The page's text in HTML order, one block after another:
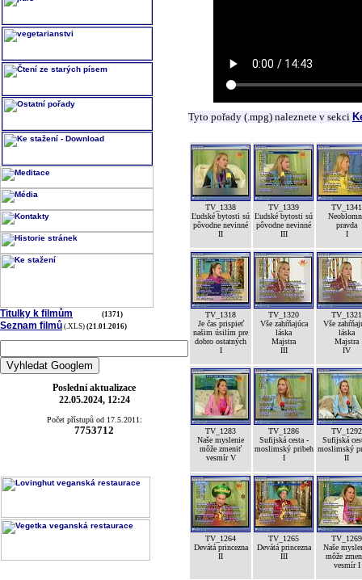
Titulky k filmům (1371)
Seznam filmů (.XLS) (21.01.2016)
Poslední aktualizace
22.05.2024, 12:24
Počet přístupů od 17.5.2011:
7753712
Tyto pořady (.mpg) naleznete v sekci
TV_1338
Ľudské bytosti sú
pôvodne nevinné
II
TV_1339
Ľudské bytosti sú
pôvodne nevinné
III
TV_1341
pravda
I
TV_1318
Je čas prispieť
našim úsilím pre
dobro ostatných
I
TV_1320
Vše zahŕňajúca
láska
Majstra
III
TV_1321
Vše
láska
Majstra
IV
TV_1283
Naše myslenie
môže zmeniť
vesmír V
TV_1286
Sufijská cesta -
moslimský pribeh
I
TV_1292
Sufijská
moslimský
II
TV_1264
Devátá princezna
II
TV_1265
Devátá princezna
III
TV_1269
Naše
môže
vesmír I